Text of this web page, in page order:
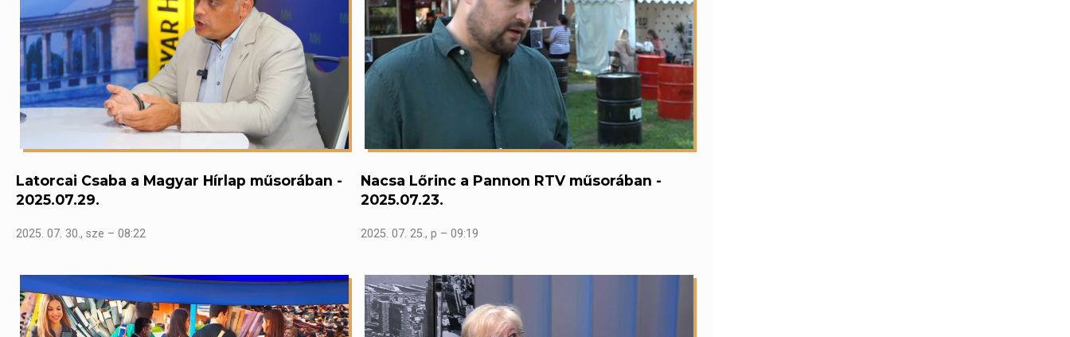
Latorcai Csaba a Magyar Hírlap műsorában -
2025.07.29.
2025. 07. 30., sze – 08:22
Nacsa Lőrinc a Pannon RTV műsorában -
2025.07.23.
2025. 07. 25., p – 09:19